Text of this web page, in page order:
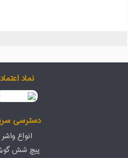
نماد اعتماد
دسترسی
انواع واشر
پیچ شش